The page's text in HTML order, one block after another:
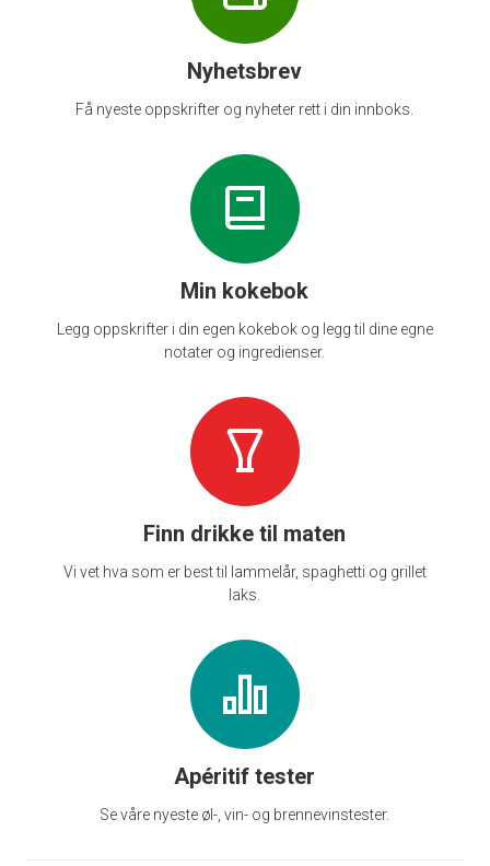
Nyhetsbrev
Få nyeste oppskrifter og nyheter rett i din innboks.
Min kokebok
Legg oppskrifter i din egen kokebok og legg til dine egne
notater og ingredienser.
Finn drikke til maten
Vi vet hva som er best til lammelår, spaghetti og grillet
laks.
Apéritif tester
Se våre nyeste øl-, vin- og brennevinstester.